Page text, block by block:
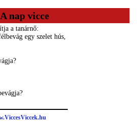
A nap vicce